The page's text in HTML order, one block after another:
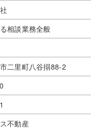
相談業務全般
二里町八谷搦88-2
不動産